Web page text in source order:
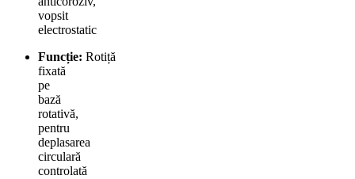
vopsit
electrostatic
Funcție: Rotiță
fixată
pe
bază
rotativă,
pentru
deplasarea
circulară
controlată